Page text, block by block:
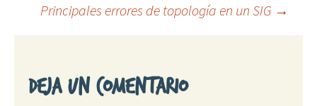
Ir
a
Principales errores de topología en un SIG →
Deja un comentario